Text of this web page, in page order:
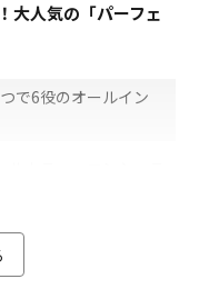
大人気の「パーフェ
で6役のオールイン
きちゃうので、普段